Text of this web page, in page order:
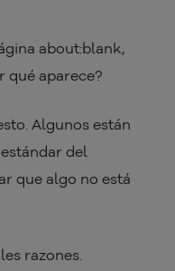
about:blank,
qué aparece?
Algunos están
del
que algo no está
razones.